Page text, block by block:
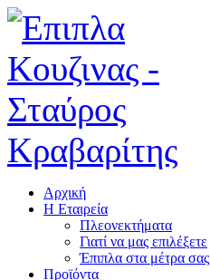
Αρχική
Η Εταιρεία
Πλεονεκτήματα
Γιατί να μας επιλέξετε
Έπιπλα στα μέτρα σας
Προϊόντα